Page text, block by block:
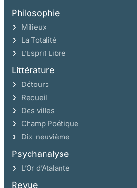
Philosophie
Milieux
La Totalité
L’Esprit Libre
Littérature
Détours
Recueil
Des villes
Champ Poétique
Dix-neuvième
Psychanalyse
L’Or d’Atalante
Revue